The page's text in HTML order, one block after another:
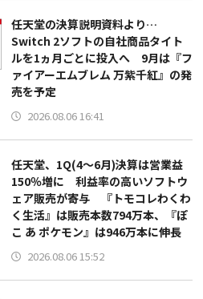
任天堂の決算説明資料より…
Switch 2ソフトの自社商品タイト
ルを1ヵ月ごとに投入へ 9月は『フ
ァイアーエムブレム 万紫千紅』の発
売を予定
2026.08.06 16:41
任天堂、1Q(4～6月)決算は営業益
150％増に 利益率の高いソフトウ
ェア販売が寄与 『トモコレわくわ
く生活』は販売本数794万本、『ぽ
こ あ ポケモン』は946万本に伸長
2026.08.06 15:52